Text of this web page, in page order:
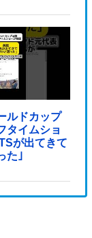
ルドカップ
タイムショ
が出てきて
た｣